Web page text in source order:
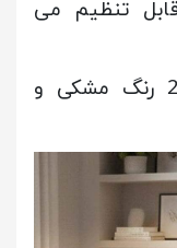
تنظیم می
کفی صندلی قابل سفارش در 2 رنگ مشکی و